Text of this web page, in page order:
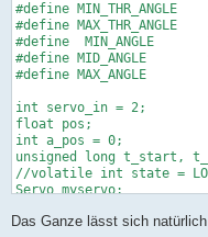
#define MIN_THR_ANGLE
#define MAX_THR_ANGLE
#define  MIN_ANGLE
#define MID_ANGLE
#define MAX_ANGLE
int servo_in = 2;
float pos;
int a_pos = 0;
unsigned long t_start,
//volatile int state =
Servo myservo;
void setup() {
Das Ganze lässt sich